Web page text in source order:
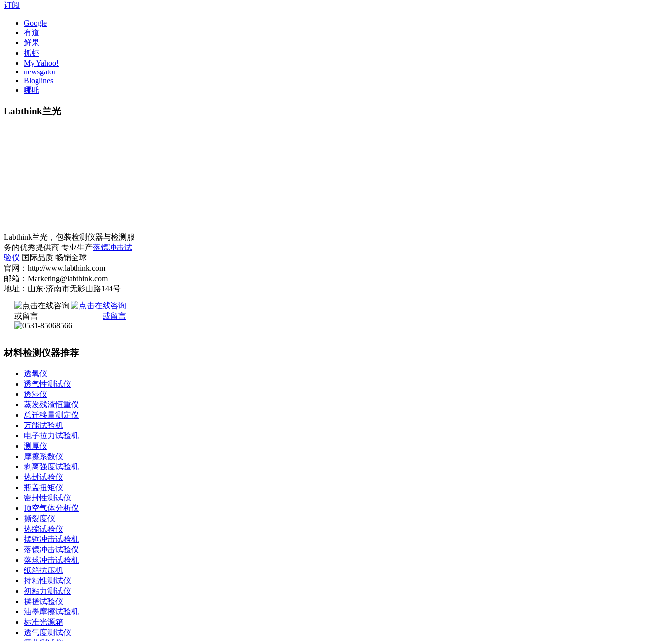
订阅
Google
有道
鲜果
抓虾
My Yahoo!
newsgator
Bloglines
哪吒
Labthink兰光
Labthink兰光，包装检测仪器与检测服
务的优秀提供商 专业生产落镖冲击试
验仪 国际品质 畅销全球
官网：http://www.labthink.com
邮箱：Marketing@labthink.com
地址：山东·济南市无影山路144号
材料检测仪器推荐
透氧仪
透气性测试仪
透湿仪
蒸发残渣恒重仪
总迁移量测定仪
万能试验机
电子拉力试验机
测厚仪
摩擦系数仪
剥离强度试验机
热封试验仪
瓶盖扭矩仪
密封性测试仪
顶空气体分析仪
撕裂度仪
热缩试验仪
摆锤冲击试验机
落镖冲击试验仪
落球冲击试验机
纸箱抗压机
持粘性测试仪
初粘力测试仪
揉搓试验仪
油墨摩擦试验机
标准光源箱
透气度测试仪